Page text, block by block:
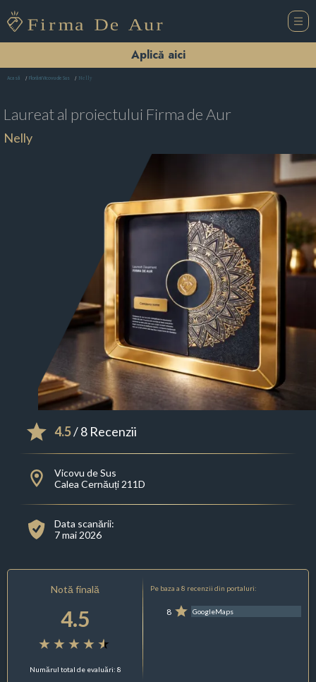
Aplică aici
Acasă Florării Vicovu de Sus Nelly
Laureat al proiectului Firma de Aur
Nelly
4.5/ 8 Recenzii
Vicovu de Sus
Calea Cernăuți 211D
Data scanării:
7 mai 2026
Notă finală
4.5
Numărul total de evaluări: 8
Pe baza a 8 recenzii din portaluri:
8 GoogleMaps